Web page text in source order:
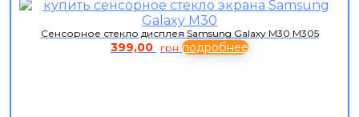
Сенсорное стекло дисплея Samsung Galaxy M30 M305
399,00 грн подробнее